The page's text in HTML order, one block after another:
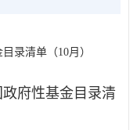
录清单（10月）
府性基金目录清